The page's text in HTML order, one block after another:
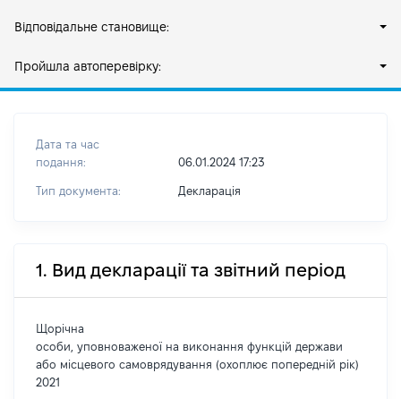
Відповідальне становище:
Пройшла автоперевірку:
Дата та час
подання:
06.01.2024 17:23
Тип документа: Декларація
1. Вид декларації та звітний період
Щорічна
особи, уповноваженої на виконання функцій держави
або місцевого самоврядування (охоплює попередній рік)
2021